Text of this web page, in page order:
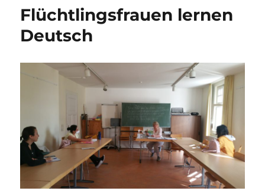
Flüchtlingsfrauen lernen
Deutsch